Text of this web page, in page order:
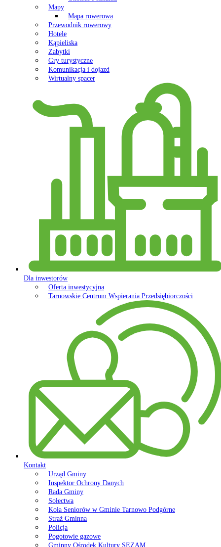
Mapy
Mapa rowerowa
Przewodnik rowerowy
Hotele
Kąpieliska
Zabytki
Gry turystyczne
Komunikacja i dojazd
Wirtualny spacer
Dla inwestorów
Oferta inwestycyjna
Tarnowskie Centrum Wspierania Przedsiębiorczości
Kontakt
Urząd Gminy
Inspektor Ochrony Danych
Rada Gminy
Sołectwa
Koła Seniorów w Gminie Tarnowo Podgórne
Straż Gminna
Policja
Pogotowie gazowe
Gminny Ośrodek Kultury SEZAM